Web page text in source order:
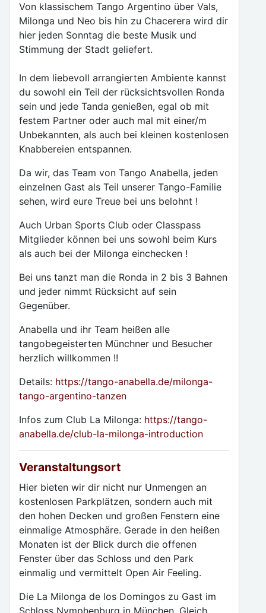
Von klassischem Tango Argentino über Vals,
Milonga und Neo bis hin zu Chacerera wird dir
hier jeden Sonntag die beste Musik und
Stimmung der Stadt geliefert.
In dem liebevoll arrangierten Ambiente kannst
du sowohl ein Teil der rücksichtsvollen Ronda
sein und jede Tanda genießen, egal ob mit
festem Partner oder auch mal mit einer/m
Unbekannten, als auch bei kleinen kostenlosen
Knabbereien entspannen.
Da wir, das Team von Tango Anabella, jeden
einzelnen Gast als Teil unserer Tango-Familie
sehen, wird eure Treue bei uns belohnt !
Auch Urban Sports Club oder Classpass
Mitglieder können bei uns sowohl beim Kurs
als auch bei der Milonga einchecken !
Bei uns tanzt man die Ronda in 2 bis 3 Bahnen
und jeder nimmt Rücksicht auf sein
Gegenüber.
Anabella und ihr Team heißen alle
tangobegeisterten Münchner und Besucher
herzlich willkommen !!
Details: https://tango-anabella.de/milonga-
tango-argentino-tanzen
Infos zum Club La Milonga: https://tango-
anabella.de/club-la-milonga-introduction
Veranstaltungsort
Hier bieten wir dir nicht nur Unmengen an
kostenlosen Parkplätzen, sondern auch mit
den hohen Decken und großen Fenstern eine
einmalige Atmosphäre. Gerade in den heißen
Monaten ist der Blick durch die offenen
Fenster über das Schloss und den Park
einmalig und vermittelt Open Air Feeling.
Die La Milonga de los Domingos zu Gast im
Schloss Nymphenburg in München. Gleich